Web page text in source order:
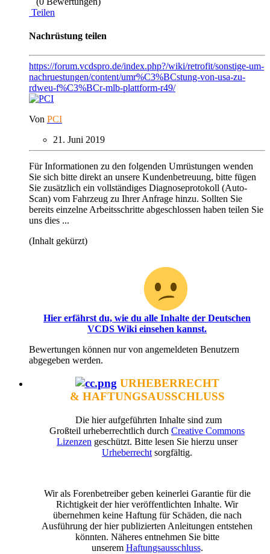
Teilen
Nachrüstung teilen
https://forum.vcdspro.de/index.php?/wiki/retrofit/sonstige-um-
nachruestungen/content/umr%C3%BCstung-von-usa-zu-
rdweu-f%C3%BCr-mlb-plattform-r49/
Von PCI
21. Juni 2019
Für Informationen zu den folgenden Umrüstungen wenden
Sie sich bitte direkt an unsere Kundenbetreuung, bitte fügen
Sie zusätzlich ein vollständiges Diagnoseprotokoll (Auto-
Scan) vom Fahrzeug zu Ihrer Anfrage hinzu. Sollten Sie
bereits einzelne Arbeitsschritte abgeschlossen haben teilen Sie
uns dies ...
(Inhalt gekürzt)
Hier erfährst du, wie du alle Inhalte der Deutschen
VCDS Wiki einsehen kannst.
Bewertungen können nur von angemeldeten Benutzern
abgegeben werden.
URHEBERRECHT
& HAFTUNGSAUSSCHLUSS
Die hier aufgeführten Inhalte sind zum
Großteil urheberrechtlich durch Creative Commons
Lizenzen geschützt. Bitte lesen Sie hierzu unser
Urheberrecht sorgfältig.
Wir als Forenbetreiber geben keinerlei Garantie für die
Richtigkeit der hier veröffentlichten Inhalte. Wir
übernehmen keine Haftung für Schäden, die nach
Ausführung der hier publizierten Anleitungen entstehen
könnten. Näheres entnehmen Sie bitte
unserem Haftungsausschluss.